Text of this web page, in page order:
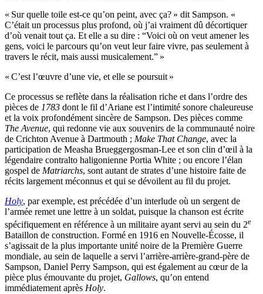
« Sur quelle toile est-ce qu’on peint, avec ça? » dit Sampson. «
C’était un processus plus profond, où j’ai vraiment dû décortiquer
d’où venait tout ça. Et elle a su dire : “Voici où on veut amener les
gens, voici le parcours qu’on veut leur faire vivre, pas seulement à
travers le récit, mais aussi musicalement.” »
« C’est l’œuvre d’une vie, et elle se poursuit »
Ce processus se reflète dans la réalisation riche et dans l’ordre des
pièces de 1783 dont le fil d’Ariane est l’intimité sonore chaleureuse
et la voix profondément sincère de Sampson. Des pièces comme
The Avenue, qui redonne vie aux souvenirs de la communauté noire
de Crichton Avenue à Dartmouth ; Make That Change, avec la
participation de Measha Brueggergosman-Lee et son clin d’œil à la
légendaire contralto haligonienne Portia White ; ou encore l’élan
gospel de Matriarchs, sont autant de strates d’une histoire faite de
récits largement méconnus et qui se dévoilent au fil du projet.
Holy, par exemple, est précédée d’un interlude où un sergent de
l’armée remet une lettre à un soldat, puisque la chanson est écrite
spécifiquement en référence à un militaire ayant servi au sein du 2e
Bataillon de construction. Formé en 1916 en Nouvelle-Écosse, il
s’agissait de la plus importante unité noire de la Première Guerre
mondiale, au sein de laquelle a servi l’arrière-arrière-grand-père de
Sampson, Daniel Perry Sampson, qui est également au cœur de la
pièce plus émouvante du projet, Gallows, qu’on entend
immédiatement après Holy.